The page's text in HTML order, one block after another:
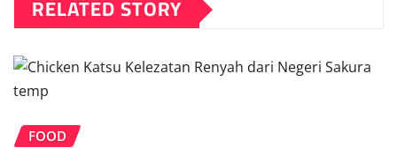
RELATED STORY
FOOD